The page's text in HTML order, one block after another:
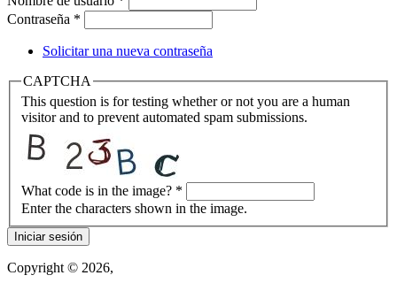
Contraseña *
Solicitar una nueva contraseña
CAPTCHA
This question is for testing whether or not you are a human
visitor and to prevent automated spam submissions.
What code is in the image? *
Enter the characters shown in the image.
Copyright © 2026,